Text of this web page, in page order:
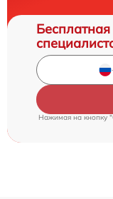
Нажимая на кнопку